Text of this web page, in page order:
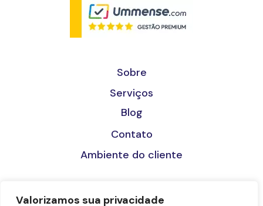
Valorizamos sua privacidade
Sobre
Serviços
Blog
Contato
Ambiente do cliente